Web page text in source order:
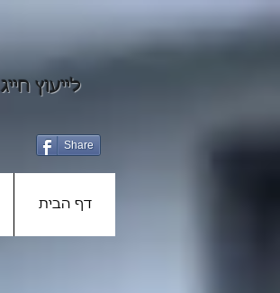
לייעוץ חייג 052-5289081
Share
דף הבית